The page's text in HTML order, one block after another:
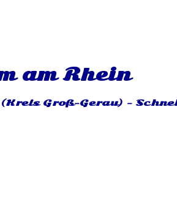
am Rhein
Groß-Gerau) -